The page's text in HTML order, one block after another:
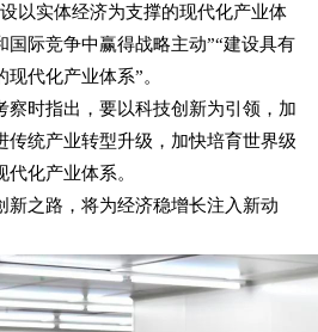
以实体经济为支撑的现代化产业体
国际竞争中赢得战略主动”“建设具有
代化产业体系”。
时指出，要以科技创新为引领，加
传统产业转型升级，加快培育世界级
化产业体系。
之路，将为经济稳增长注入新动